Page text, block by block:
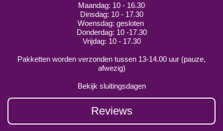
Maandag: 10 - 16.30
Dinsdag: 10 - 17.30
Woensdag: gesloten
Donderdag: 10 -17.30
Vrijdag: 10 - 17.30
Pakketten worden verzonden tussen 13-14.00 uur (pauze,
afwezig)
Bekijk sluitingsdagen
Reviews